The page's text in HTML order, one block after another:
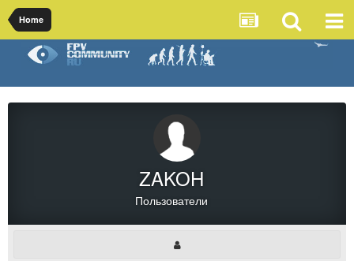
Home
ZAKOH
Пользователи